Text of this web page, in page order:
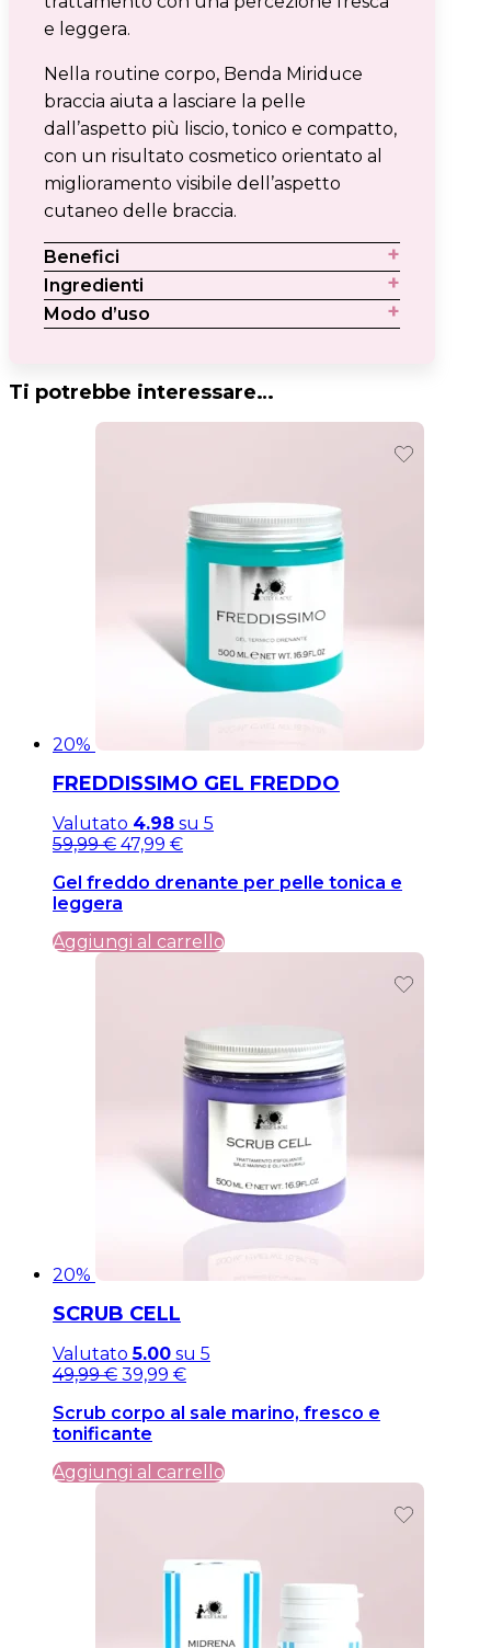
e leggera.
Nella routine corpo, Benda Miriduce
braccia aiuta a lasciare la pelle
dall’aspetto più liscio, tonico e compatto,
con un risultato cosmetico orientato al
miglioramento visibile dell’aspetto
cutaneo delle braccia.
Benefici
Ingredienti
Modo d’uso
Ti potrebbe interessare…
20%
FREDDISSIMO GEL FREDDO
Valutato 4.98 su 5
Il
originale
era:
59,99 €.
59,99€Il
attuale
è:
59,99 €.
47,99 €
Gel freddo drenante per pelle tonica e
leggera
Aggiungi al carrello
20%
SCRUB CELL
Valutato5.00 su 5
Il
originale
era:
49,99 €.
49,99€Il
attuale
è:
49,99 €.
39,99 €
Scrub corpo al sale marino, fresco e
tonificante
Aggiungi al carrello